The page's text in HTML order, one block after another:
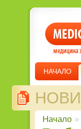
НАЧАЛО
Начало »